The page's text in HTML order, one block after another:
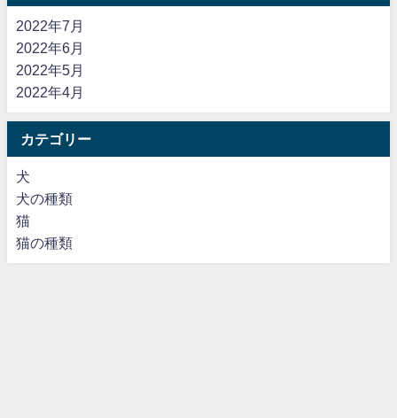
2022年7月
2022年6月
2022年5月
2022年4月
カテゴリー
犬
犬の種類
猫
猫の種類